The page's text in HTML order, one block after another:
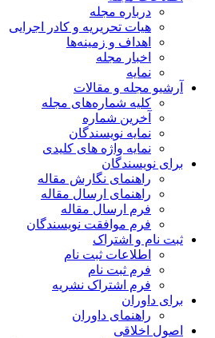
درباره مجله
هیات تحریریه و کادر اجرایی
اهداف و زمینه‌ها
اخبار مجله
نمایه
آرشیو مجله و مقالات
کلیه شماره‌های مجله
آخرین شماره
نمایه نویسندگان
نمایه واژه های کلیدی
برای نویسندگان
راهنمای نگارش مقاله
راهنمای ارسال مقاله
فرم ارسال مقاله
فرم موافقت نویسندگان
ثبت نام و اشتراک
اطلاعات ثبت نام
فرم ثبت نام
فرم اشتراک نشریه
برای داوران
راهنمای داوران
اصول اخلاقی